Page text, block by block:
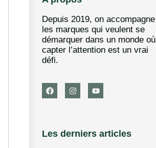
Depuis 2019, on accompagne
les marques qui veulent se
démarquer dans un monde où
capter l’attention est un vrai
défi.
Les derniers articles